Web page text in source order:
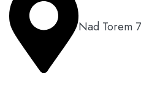
Nad Torem